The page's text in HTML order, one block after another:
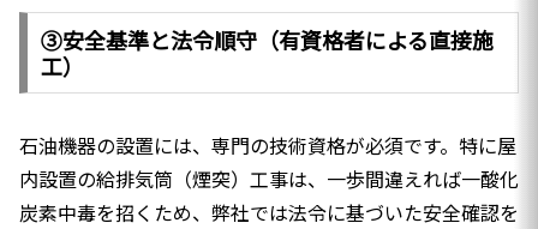
③安全基準と法令順守（有資格者による直接施
工）
石油機器の設置には、専門の技術資格が必須です。特に屋
内設置の給排気筒（煙突）工事は、一歩間違えれば一酸化
炭素中毒を招くため、弊社では法令に基づいた安全確認を